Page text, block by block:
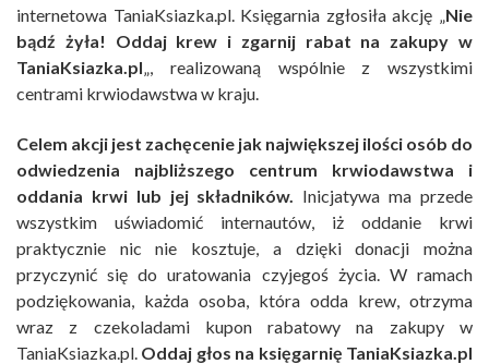
internetowa TaniaKsiazka.pl. Księgarnia zgłosiła akcję „Nie
bądź żyła! Oddaj krew i zgarnij rabat na zakupy w
TaniaKsiazka.pl„, realizowaną wspólnie z wszystkimi
centrami krwiodawstwa w kraju.
Celem akcji jest zachęcenie jak największej ilości osób do
odwiedzenia najbliższego centrum krwiodawstwa i
oddania krwi lub jej składników. Inicjatywa ma przede
wszystkim uświadomić internautów, iż oddanie krwi
praktycznie nic nie kosztuje, a dzięki donacji można
przyczynić się do uratowania czyjegoś życia. W ramach
podziękowania, każda osoba, która odda krew, otrzyma
wraz z czekoladami kupon rabatowy na zakupy w
TaniaKsiazka.pl. Oddaj głos na księgarnię TaniaKsiazka.pl